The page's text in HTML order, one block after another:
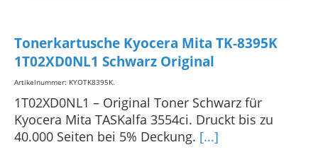
Tonerkartusche Kyocera Mita TK-8395K
1T02XD0NL1 Schwarz Original
Artikelnummer: KYOTK8395K.
1T02XD0NL1 – Original Toner Schwarz für
Kyocera Mita TASKalfa 3554ci. Druckt bis zu
40.000 Seiten bei 5% Deckung. [...]